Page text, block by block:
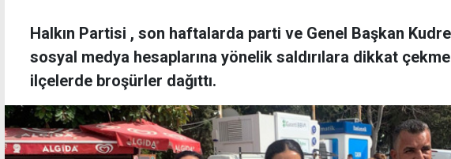
Halkın Partisi , son haftalarda parti ve Genel Başkan
sosyal medya hesaplarına yönelik saldırılara dikkat
ilçelerde broşürler dağıttı.